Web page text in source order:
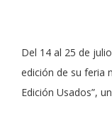
Del 14 al 25 de
edición de su feria
Edición Usados”,